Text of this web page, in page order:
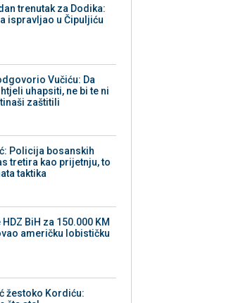
trenutak za Dodika:
ispravljao u Čipuljiću
Vučiću: Da
uhapsiti, ne bi te ni
zaštitili
Policija bosanskih
tretira kao prijetnju, to
taktika
HDZ BiH za 150.000 KM
američku lobističku
žestoko Kordiću: